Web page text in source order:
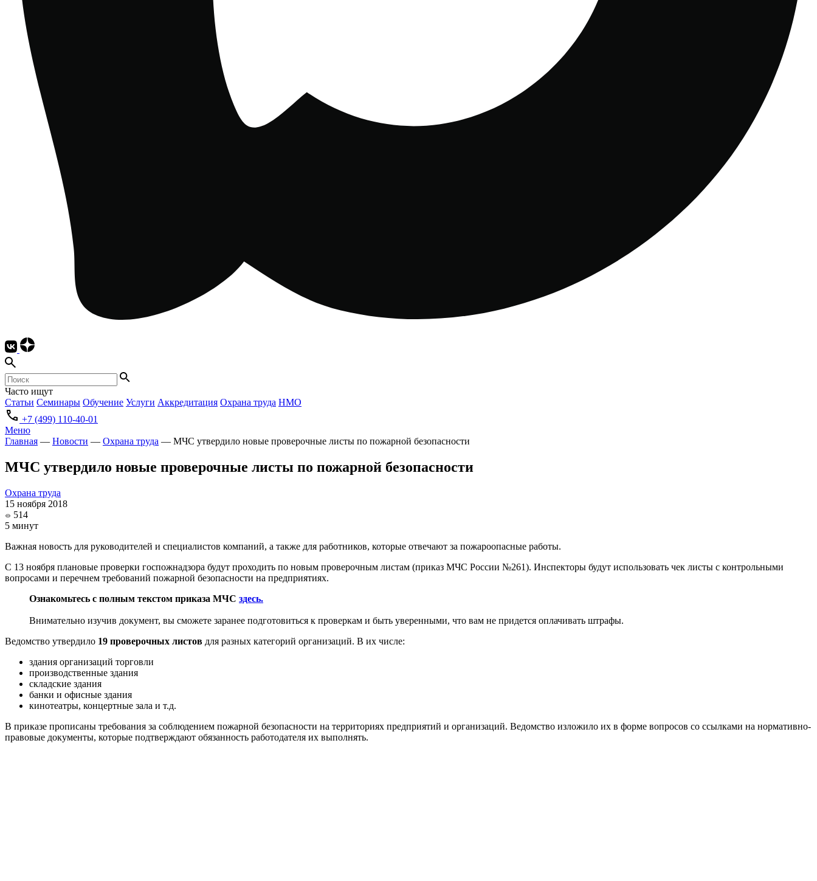
Часто ищут
Статьи Семинары Обучение Услуги Аккредитация Охрана труда НМО
+7 (499) 110-40-01
Меню
Главная — Новости — Охрана труда — МЧС утвердило новые проверочные листы по пожарной безопасности
МЧС утвердило новые проверочные листы по пожарной безопасности
Охрана труда
15 ноября 2018
514
5 минут
Важная новость для руководителей и специалистов компаний, а также для работников, которые отвечают за пожароопасные работы.
С 13 ноября плановые проверки госпожнадзора будут проходить по новым проверочным листам (приказ МЧС России №261). Инспекторы будут использовать чек листы с контрольными
вопросами и перечнем требований пожарной безопасности на предприятиях.
Ознакомьтесь с полным текстом приказа МЧС здесь.
Внимательно изучив документ, вы сможете заранее подготовиться к проверкам и быть уверенными, что вам не придется оплачивать штрафы.
Ведомство утвердило 19 проверочных листов для разных категорий организаций. В их числе:
здания организаций торговли
производственные здания
складские здания
банки и офисные здания
кинотеатры, концертные зала и т.д.
В приказе прописаны требования за соблюдением пожарной безопасности на территориях предприятий и организаций. Ведомство изложило их в форме вопросов со ссылками на нормативно-
правовые документы, которые подтверждают обязанность работодателя их выполнять.